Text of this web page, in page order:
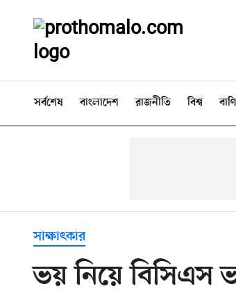
সর্বশেষ বাংলাদেশ রাজনীতি বিশ্ব
সাক্ষাৎকার
ভয় নিয়ে বিসিএস